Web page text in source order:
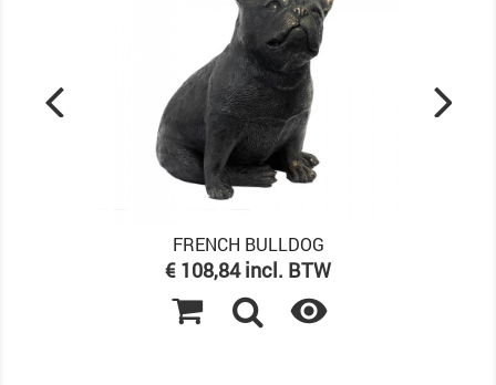
FRENCH BULLDOG
Prijs
€ 108,84 incl. BTW
